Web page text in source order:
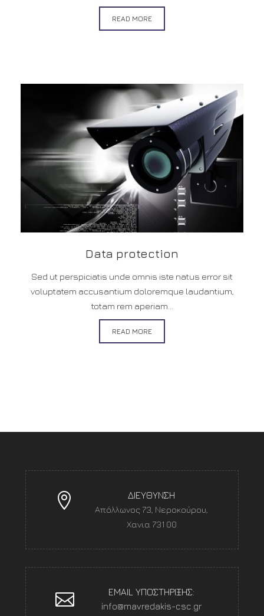
READ MORE
Data protection
Sed ut perspiciatis unde omnis iste natus error sit
voluptatem accusantium doloremque laudantium,
totam rem aperiam...
READ MORE
ΔΙΕΥΘΥΝΣΗ
Απόλλωνος 73, Νεροκούρου,
Χανια 731 00
EMAIL ΥΠΟΣΤΗΡΙΞΗΣ:
info@mavredakis-csc.gr